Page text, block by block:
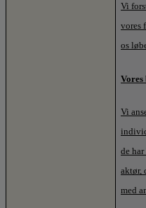
Vi
vores
os
Vores
Vi
de
aktør,
med